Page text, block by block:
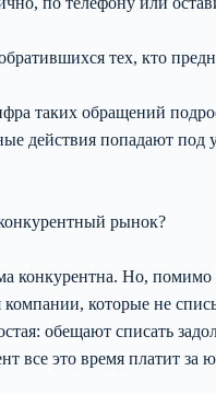
тех, кто
таких обращений
действия попадают
рынок?
Но, помимо
которые не
обещают списать
все это время платит за